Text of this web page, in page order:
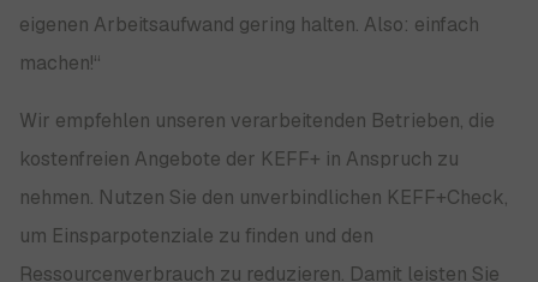
eigenen Arbeitsaufwand gering halten. Also: einfach
machen!“
Wir empfehlen unseren verarbeitenden Betrieben, die
kostenfreien Angebote der KEFF+ in Anspruch zu
nehmen. Nutzen Sie den unverbindlichen KEFF+Check,
um Einsparpotenziale zu finden und den
Ressourcenverbrauch zu reduzieren. Damit leisten Sie